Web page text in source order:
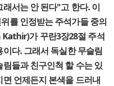
서는 안 된다"고 한다. 이
를 인정받는 주석가들 중의
가 꾸란3장28절 주석
다. 그래서 독실한 무슬림
들과 친구인척 할 수는 있
언제든지 본색을 드러내